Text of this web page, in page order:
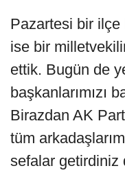
Pazartesi bir ilçe
ise bir
ettik. Bugün de
başkanlarımızı
Birazdan AK
tüm
sefalar getirdiniz